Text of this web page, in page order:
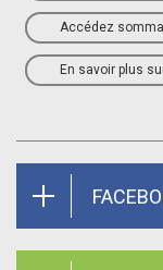
Accédez
En savoir plus